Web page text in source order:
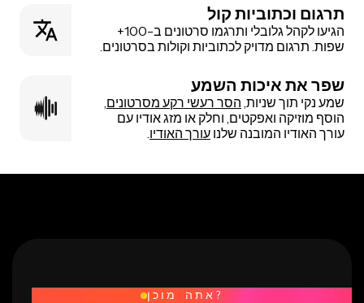
תרגום וכתוביות קול
הגיעו לקהל גלובלי ותרגמו סרטונים ב-100+
שפות. תרגום מדויק לכתוביות וקולות בסרטונים.
שפר את איכות השמע
שמע נקי תוך שניות, הסר רעשי רקע מסרטונים
הוסף מוזיקה ואפקטים, וחלק או מזג אודיו עם
עורך האודיו המובנה שלנו עורך האודיו
אתה מוכן?